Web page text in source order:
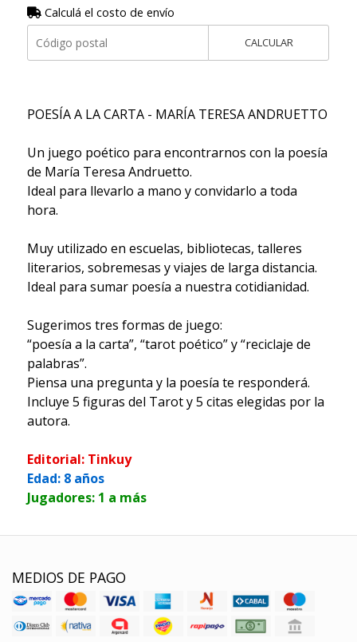
Calculá el costo de envío
CALCULAR
POESÍA A LA CARTA - MARÍA TERESA ANDRUETTO
Un juego poético para encontrarnos con la poesía
de María Teresa Andruetto.
Ideal para llevarlo a mano y convidarlo a toda
hora.
Muy utilizado en escuelas, bibliotecas, talleres
literarios, sobremesas y viajes de larga distancia.
Ideal para sumar poesía a nuestra cotidianidad.
Sugerimos tres formas de juego:
“poesía a la carta”, “tarot poético” y “reciclaje de
palabras”.
Piensa una pregunta y la poesía te responderá.
Incluye 5 figuras del Tarot y 5 citas elegidas por la
autora.
Editorial: Tinkuy
Edad: 8 años
Jugadores: 1 a más
MEDIOS DE PAGO